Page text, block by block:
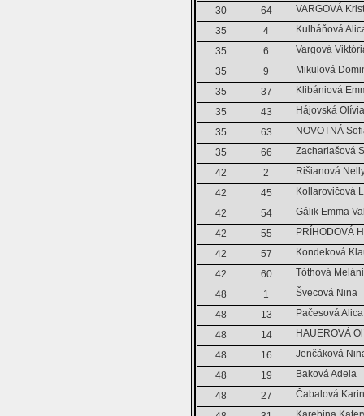
30
64
VARGOVÁ
35
4
Kulháňová
35
6
Vargová
35
9
Mikulová
35
37
Klibániová
35
43
Hájovská
35
63
NOVOTNÁ
35
66
Zachariašová
42
2
Rišianová
42
45
Kollarovičová
42
54
Gálik Emma
42
55
PRÍHODOVÁ
42
57
Kondeková
42
60
Tóthová
48
1
Švecová Nina
48
13
Pačesová Alica
48
14
HAUEROVÁ
48
16
Jenčáková
48
19
Baková Adela
48
27
Čabalová